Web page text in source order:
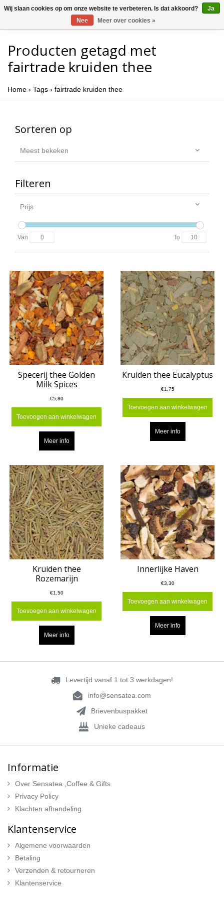
Producten getagd met
fairtrade kruiden thee
Home › Tags › fairtrade kruiden thee
Sorteren op
Meest bekeken
Filteren
Prijs
Van To
Specerij thee Golden
Milk Spices
€5,80
Toevoegen aan winkelwagen
Meer info
Kruiden thee Eucalyptus
€1,75
Toevoegen aan winkelwagen
Meer info
Kruiden thee
Rozemarijn
€1,50
Toevoegen aan winkelwagen
Meer info
Innerlijke Haven
€3,30
Toevoegen aan winkelwagen
Meer info
Levertijd vanaf 1 tot 3 werkdagen!
info@sensatea.com
Brievenbuspakket
Unieke cadeaus
Informatie
Over Sensatea ,Coffee & Gifts
Privacy Policy
Klachten afhandeling
Klantenservice
Algemene voorwaarden
Betaling
Verzenden & retourneren
Klantenservice
Wij slaan cookies op om onze website te verbeteren. Is dat akkoord?
Ja
Nee
Meer over cookies »